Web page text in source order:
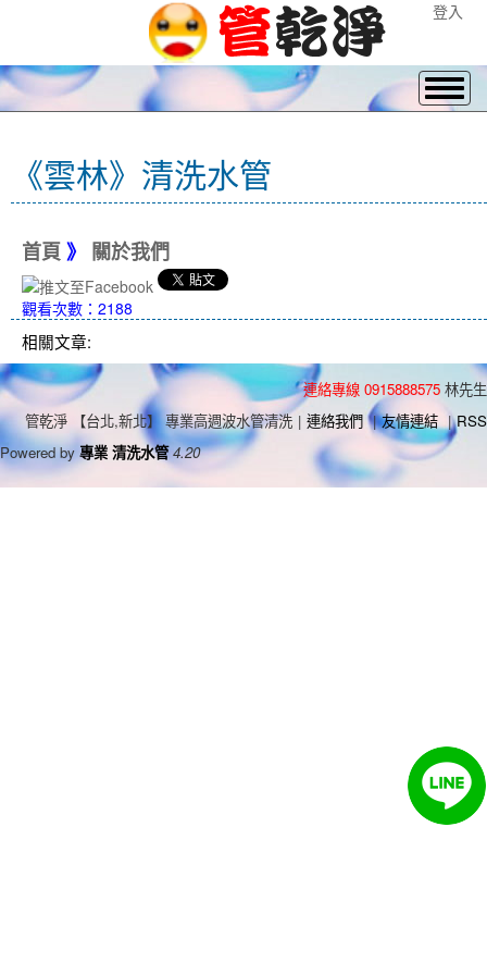
登入
《雲林》清洗水管
首頁 》 關於我們
觀看次數：2188
相關文章:
連絡專線 0915888575 林先生
管乾淨 【台北,新北】 專業高週波水管清洗 | 連絡我們 | 友情連結 | RSS
Powered by 專業 清洗水管 4.20